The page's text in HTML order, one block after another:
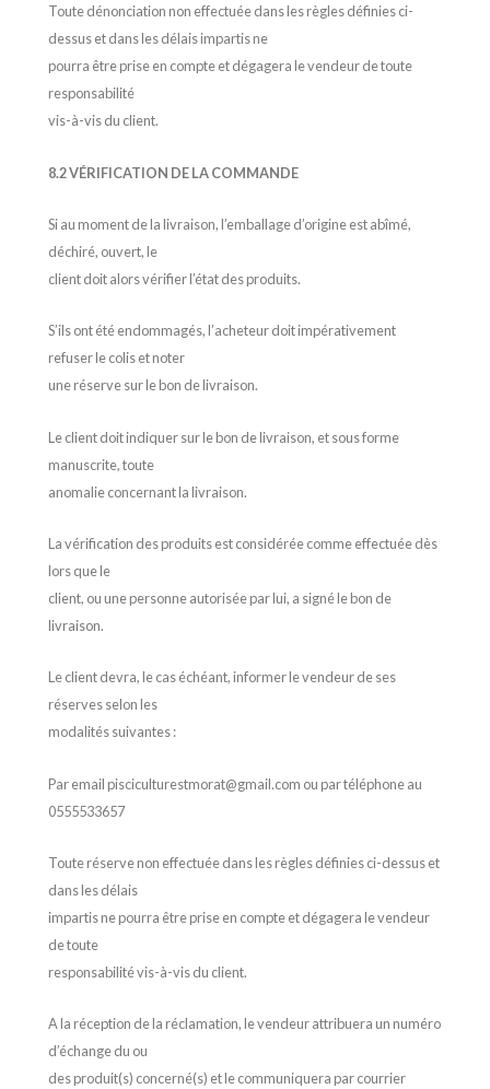
Toute dénonciation non effectuée dans les règles définies ci-
dessus et dans les délais impartis ne
pourra être prise en compte et dégagera le vendeur de toute
responsabilité
vis-à-vis du client.
8.2 VÉRIFICATION DE LA COMMANDE
Si au moment de la livraison, l’emballage d’origine est abîmé,
déchiré, ouvert, le
client doit alors vérifier l’état des produits.
S’ils ont été endommagés, l’acheteur doit impérativement
refuser le colis et noter
une réserve sur le bon de livraison.
Le client doit indiquer sur le bon de livraison, et sous forme
manuscrite, toute
anomalie concernant la livraison.
La vérification des produits est considérée comme effectuée dès
lors que le
client, ou une personne autorisée par lui, a signé le bon de
livraison.
Le client devra, le cas échéant, informer le vendeur de ses
réserves selon les
modalités suivantes :
Par email pisciculturestmorat@gmail.com ou par téléphone au
0555533657
Toute réserve non effectuée dans les règles définies ci-dessus et
dans les délais
impartis ne pourra être prise en compte et dégagera le vendeur
de toute
responsabilité vis-à-vis du client.
A la réception de la réclamation, le vendeur attribuera un numéro
d’échange du ou
des produit(s) concerné(s) et le communiquera par courrier